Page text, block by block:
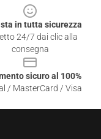
in tutta sicurezza
24/7 dai clic alla
consegna
sicuro al 100%
/ MasterCard / Visa